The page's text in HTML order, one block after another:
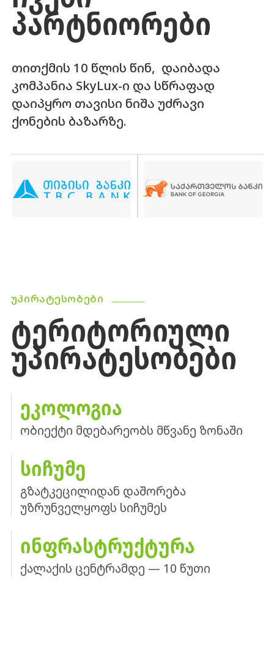
ᲞᲐᲠᲢᲜᲘᲝᲠᲔᲑᲘ
თითქმის 10 წლის წინ, დაიბადა
კომპანია SkyLux-ი და სწრაფად
დაიპყრო თავისი ნიშა უძრავი
ქონების ბაზარზე.
ᲣᲞᲘᲠᲐᲢᲔᲡᲝᲑᲔᲑᲘ
ᲢᲔᲠᲘᲢᲝᲠᲘᲣᲚᲘ
ᲣᲞᲘᲠᲐᲢᲔᲡᲝᲑᲔᲑᲘ
ᲔᲙᲝᲚᲝᲒᲘᲐ
ობიექტი მდებარეობს მწვანე ზონაში
ᲡᲘᲩᲣᲛᲔ
გზატკეცილიდან დაშორება
უზრუნველყოფს სიჩუმეს
ᲘᲜᲤᲠᲐᲡᲢᲠᲣᲥᲢᲣᲠᲐ
ქალაქის ცენტრამდე — 10 წუთი